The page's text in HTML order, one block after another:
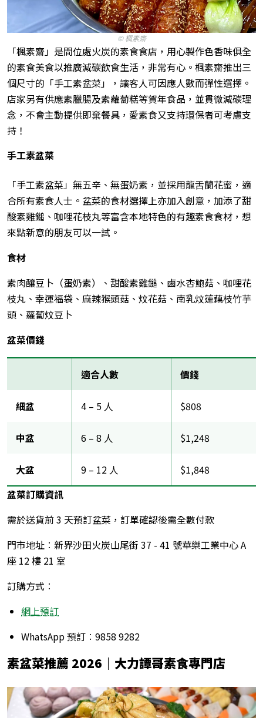
©楓素齋
「楓素齋」是間位處火炭的素食食店，用心製作色香味俱全
的素食美食以推廣減碳飲食生活，非常有心。楓素齋推出三
個尺寸的「手工素盆菜」，讓客人可因應人數而彈性選擇。
店家另有供應素臘腸及素蘿蔔糕等賀年食品，並貫徹減碳理
念，不會主動提供即棄餐具，愛素食又支持環保者可考慮支
持！
手工素盆菜
「手工素盆菜」無五辛、無蛋奶素，並採用龍舌蘭花蜜，適
合所有素食人士。盆菜的食材選擇上亦加入創意，加添了甜
酸素雞鎚、咖哩花枝丸等富含本地特色的有趣素食食材，想
來點新意的朋友可以一試。
食材
素肉釀豆卜（蛋奶素）、甜酸素雞鎚、鹵水杏鮑菇、咖哩花
枝丸、幸運福袋、麻辣猴頭菇、炆花菇、南乳炆蓮藕枝竹芋
頭、蘿蔔炆豆卜
盆菜價錢
適合人數 價錢
細盆 4 – 5 人 $808
中盆 6 – 8 人 $1,248
大盆 9 – 12 人
$1,848
盆菜訂購資訊
需於送貨前 3 天預訂盆菜，訂單確認後需全數付款
門市地址︰新界沙田火炭山尾街 37 - 41 號華樂工業中心 A
座 12 樓 21 室
訂購方式︰
網上預訂
WhatsApp 預訂︰9858 9282
素盆菜推薦 2026 ｜大力譚哥素食專門店